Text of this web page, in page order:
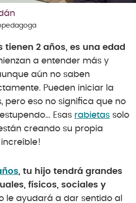
tienen 2 años, es una edad
a entender más y
aún no saben
Pueden iniciar la
pero eso no significa que no
Esas rabietas solo
creando su propia
, tu hijo tendrá grandes
físicos, sociales y
le ayudará a dar sentido al